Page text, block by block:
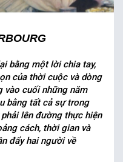
bằng một lời chia tay,
của thời cuộc và dòng
vào cuối những năm
bằng tất cả sự trong
lên đường thực hiện
cách, thời gian và
đẩy hai người về